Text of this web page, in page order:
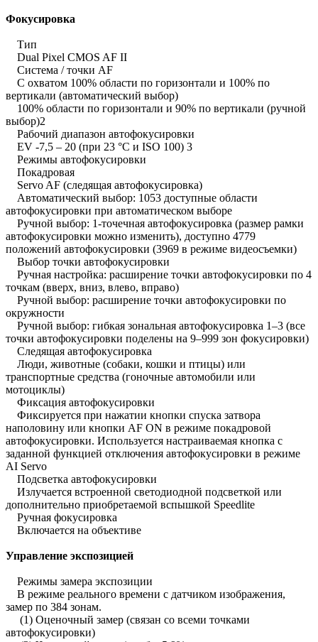
Фокусировка
Тип
Dual Pixel CMOS AF II
Система / точки AF
С охватом 100% области по горизонтали и 100% по
вертикали (автоматический выбор)
100% области по горизонтали и 90% по вертикали (ручной
выбор)2
Рабочий диапазон автофокусировки
EV -7,5 – 20 (при 23 °C и ISO 100) 3
Режимы автофокусировки
Покадровая
Servo AF (следящая автофокусировка)
Автоматический выбор: 1053 доступные области
автофокусировки при автоматическом выборе
Ручной выбор: 1-точечная автофокусировка (размер рамки
автофокусировки можно изменить), доступно 4779
положений автофокусировки (3969 в режиме видеосъемки)
Выбор точки автофокусировки
Ручная настройка: расширение точки автофокусировки по 4
точкам (вверх, вниз, влево, вправо)
Ручной выбор: расширение точки автофокусировки по
окружности
Ручной выбор: гибкая зональная автофокусировка 1–3 (все
точки автофокусировки поделены на 9–999 зон фокусировки)
Следящая автофокусировка
Люди, животные (собаки, кошки и птицы) или
транспортные средства (гоночные автомобили или
мотоциклы)
Фиксация автофокусировки
Фиксируется при нажатии кнопки спуска затвора
наполовину или кнопки AF ON в режиме покадровой
автофокусировки. Используется настраиваемая кнопка с
заданной функцией отключения автофокусировки в режиме
AI Servo
Подсветка автофокусировки
Излучается встроенной светодиодной подсветкой или
дополнительно приобретаемой вспышкой Speedlite
Ручная фокусировка
Включается на объективе
Управление экспозицией
Режимы замера экспозиции
В режиме реального времени с датчиком изображения,
замер по 384 зонам.
(1) Оценочный замер (связан со всеми точками
автофокусировки)